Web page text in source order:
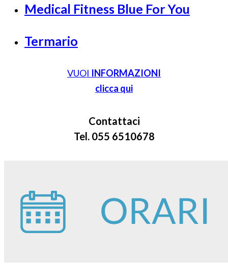
Medical Fitness Blue For You
Termario
VUOI INFORMAZIONI
clicca qui
Contattaci
Tel. 055 6510678